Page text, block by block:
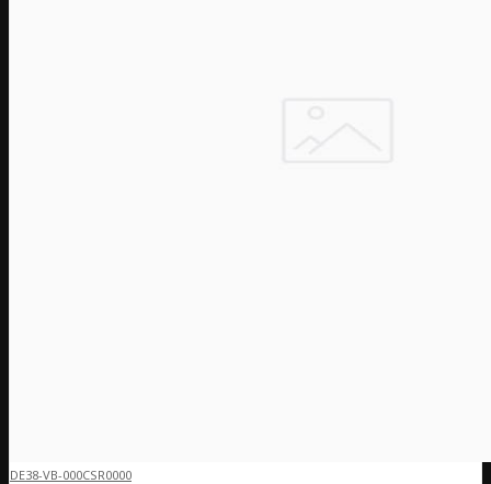
DE38-VB-000CSR0000